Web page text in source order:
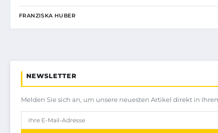
FRANZISKA HUBER
NEWSLETTER
Melden Sie sich an, um unsere neuesten Artikel direkt in